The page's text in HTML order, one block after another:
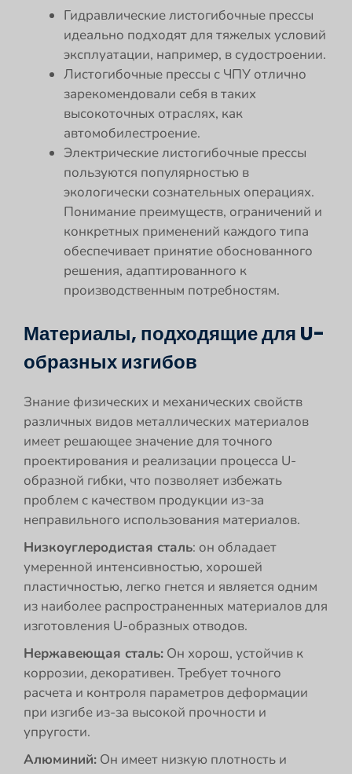
Гидравлические листогибочные прессы
идеально подходят для тяжелых условий
эксплуатации, например, в судостроении.
Листогибочные прессы с ЧПУ отлично
зарекомендовали себя в таких
высокоточных отраслях, как
автомобилестроение.
Электрические листогибочные прессы
пользуются популярностью в
экологически сознательных операциях.
Понимание преимуществ, ограничений и
конкретных применений каждого типа
обеспечивает принятие обоснованного
решения, адаптированного к
производственным потребностям.
Материалы, подходящие для U-
образных изгибов
Знание физических и механических свойств
различных видов металлических материалов
имеет решающее значение для точного
проектирования и реализации процесса U-
образной гибки, что позволяет избежать
проблем с качеством продукции из-за
неправильного использования материалов.
Низкоуглеродистая сталь: он обладает
умеренной интенсивностью, хорошей
пластичностью, легко гнется и является одним
из наиболее распространенных материалов для
изготовления U-образных отводов.
Нержавеющая сталь: Он хорош, устойчив к
коррозии, декоративен. Требует точного
расчета и контроля параметров деформации
при изгибе из-за высокой прочности и
упругости.
Алюминий: Он имеет низкую плотность и